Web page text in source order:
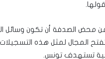
محض الصدفة أن تكون وسائل
المجال لمثل هذه
تستهدف تونس.